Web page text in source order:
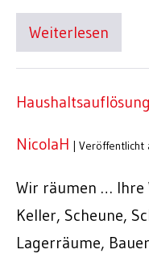
Weiterlesen
NicolaH | Veröffentlicht
Wir räumen … Ihre
Keller, Scheune,
Lagerräume,